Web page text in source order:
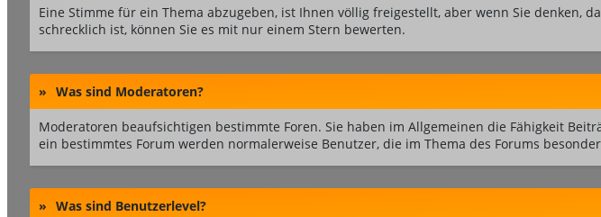
Eine Stimme für ein Thema abzugeben, ist Ihnen völlig freigestellt, aber wenn Sie denken,
schrecklich ist, können Sie es mit nur einem Stern bewerten.
» Was sind Moderatoren?
Moderatoren beaufsichtigen bestimmte Foren. Sie haben im Allgemeinen die Fähigkeit
ein bestimmtes Forum werden normalerweise Benutzer, die im Thema des Forums
» Was sind Benutzerlevel?